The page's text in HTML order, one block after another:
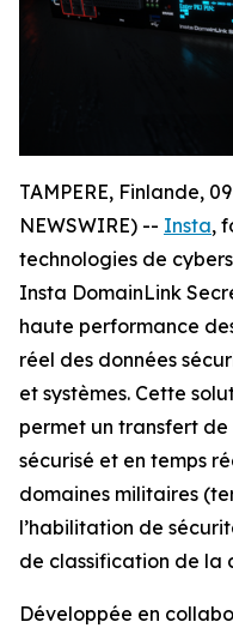
TAMPERE, Finlande,
NEWSWIRE) -- Insta,
technologies de
Insta DomainLink
haute performance
réel des données
et systèmes. Cette
permet un transfert
sécurisé et en temps
domaines militaires
l’habilitation de
de classification de la
Développée en